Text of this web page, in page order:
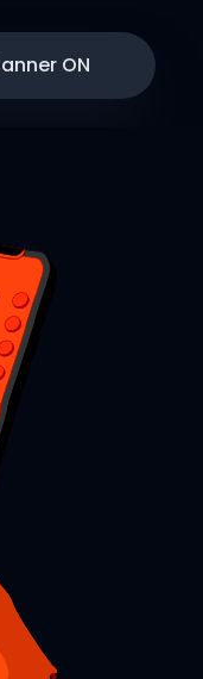
ON